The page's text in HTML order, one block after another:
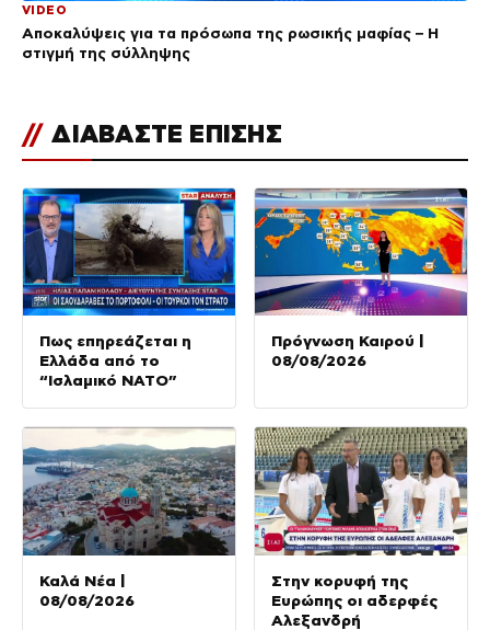
VIDEO
Αποκαλύψεις για τα πρόσωπα της ρωσικής μαφίας – Η
στιγμή της σύλληψης
// ΔΙΑΒΑΣΤΕ ΕΠΙΣΗΣ
Πως επηρεάζεται η
Ελλάδα από το
“Ισλαμικό ΝΑΤΟ”
Πρόγνωση Καιρού |
08/08/2026
Καλά Νέα |
08/08/2026
Στην κορυφή της
Ευρώπης οι αδερφές
Αλεξανδρή